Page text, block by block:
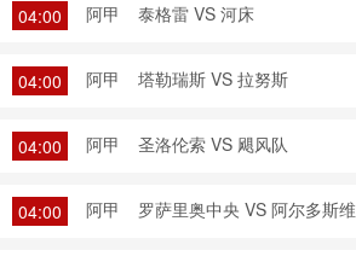
04:00 阿甲 泰格雷 VS 河床
04:00 阿甲 塔勒瑞斯 VS 拉努斯
04:00 阿甲 圣洛伦索 VS 飓风队
04:00 阿甲 罗萨里奥中央 VS 阿尔多斯维